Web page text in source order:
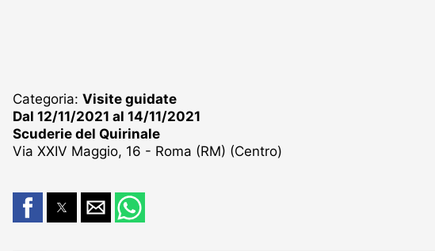
Categoria: Visite guidate
Dal 12/11/2021 al 14/11/2021
Scuderie del Quirinale
Via XXIV Maggio, 16 - Roma (RM) (Centro)